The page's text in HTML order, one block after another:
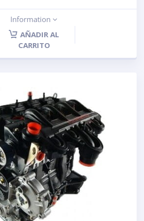
Information
AÑADIR AL
CARRITO